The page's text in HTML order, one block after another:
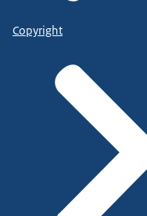
Copyright